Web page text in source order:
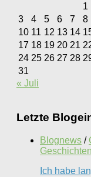
1
3
4 5 6 7 8
10 11 12 13 14
17 18 19 20 21
24 25 26 27 28
31
« Juli
Letzte
Blognews /
Ich habe